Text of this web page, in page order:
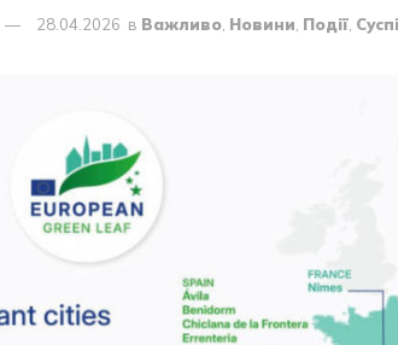
28.04.2026 в Важливо, Новини, Події,